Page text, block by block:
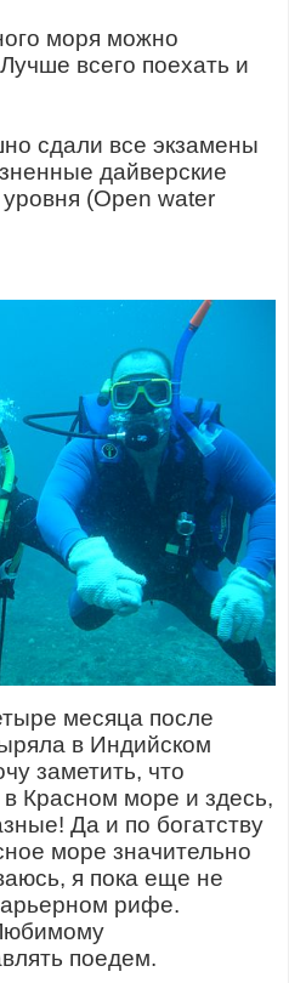
моря можно
всего поехать и
сдали все экзамены
дайверские
(Open water
месяца после
в Индийском
заметить, что
Красном море и здесь,
Да и по богатству
море значительно
я пока еще не
рифе.
поедем.